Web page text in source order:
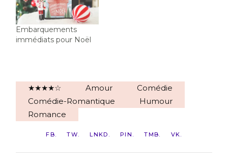
Embarquements
immédiats pour Noël
★★★★☆ Amour
Comédie
Comédie-Romantique
Humour
Romance
FB TW LNKD PIN TMB VK